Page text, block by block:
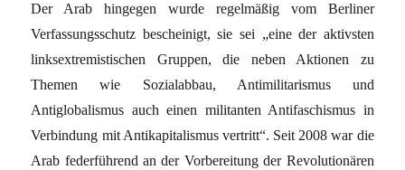
Der Arab hingegen wurde regelmäßig vom Berliner
Verfassungsschutz bescheinigt, sie sei „eine der aktivsten
linksextremistischen Gruppen, die neben Aktionen zu
Themen wie Sozialabbau, Antimilitarismus und
Antiglobalismus auch einen militanten Antifaschismus in
Verbindung mit Antikapitalismus vertritt“. Seit 2008 war die
Arab federführend an der Vorbereitung der Revolutionären